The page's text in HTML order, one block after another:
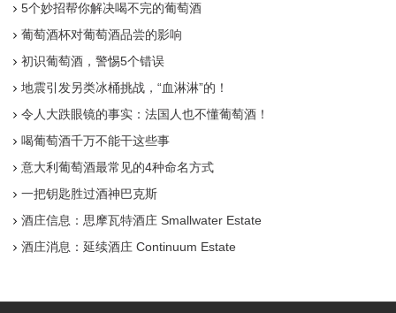
5个妙招帮你解决喝不完的葡萄酒
葡萄酒杯对葡萄酒品尝的影响
初识葡萄酒，警惕5个错误
地震引发另类冰桶挑战，“血淋淋”的！
令人大跌眼镜的事实：法国人也不懂葡萄酒！
喝葡萄酒千万不能干这些事
意大利葡萄酒最常见的4种命名方式
一把钥匙胜过酒神巴克斯
酒庄信息：思摩瓦特酒庄 Smallwater Estate
酒庄消息：延续酒庄 Continuum Estate